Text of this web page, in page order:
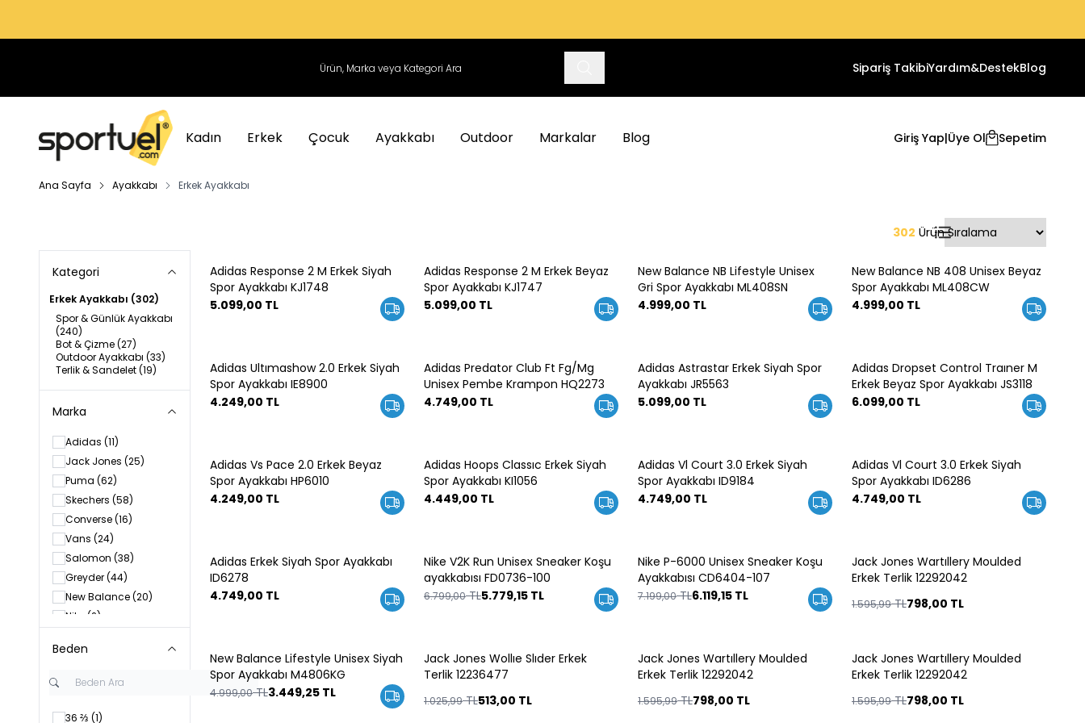
Sipariş TakibiYardım&DestekBlog
Kadın Erkek Çocuk Ayakkabı Outdoor Markalar Blog Giriş Yap|Üye Ol Sepetim
Ana Sayfa Ayakkabı Erkek Ayakkabı
Kategori
Erkek Ayakkabı (302)
Spor & Günlük Ayakkabı
(240)
Bot & Çizme(27)
Outdoor Ayakkabı (33)
Terlik & Sandelet(19)
Marka
Adidas (11)
Jack Jones (25)
Puma (62)
Skechers (58)
Converse(16)
Vans (24)
Salomon (38)
Greyder(44)
New Balance(20)
Nike
(2)
Beden
36 ⅔ (1)
302 Ürün
Adidas Response 2 M Erkek Siyah
Spor Ayakkabı KJ1748
5.099,00 TL
Adidas Response 2 M Erkek Beyaz
Spor Ayakkabı KJ1747
5.099,00 TL
Yeni
New Balance NB Lifestyle Unisex
Gri Spor Ayakkabı ML408SN
4.999,00 TL
Yeni
New Balance NB 408 Unisex Beyaz
Spor Ayakkabı ML408CW
4.999,00 TL
Adidas Ultımashow 2.0 Erkek Siyah
Spor Ayakkabı IE8900
4.249,00 TL
Adidas Predator Club Ft Fg/Mg
Unisex Pembe Krampon HQ2273
4.749,00 TL
Adidas Astrastar Erkek Siyah Spor
Ayakkabı JR5563
5.099,00 TL
Adidas Dropset Control Traıner M
Erkek Beyaz Spor Ayakkabı JS3118
6.099,00 TL
Adidas Vs Pace 2.0 Erkek Beyaz
Spor Ayakkabı HP6010
4.249,00 TL
Adidas Hoops Classıc Erkek Siyah
Spor Ayakkabı KI1056
4.449,00 TL
Adidas Vl Court 3.0 Erkek Siyah
Spor Ayakkabı ID9184
4.749,00 TL
Adidas Vl Court 3.0 Erkek Siyah
Spor Ayakkabı ID6286
4.749,00 TL
Adidas Erkek Siyah Spor Ayakkabı
ID6278
4.749,00 TL
%15
Nike V2K Run Unisex Sneaker Koşu
ayakkabısı FD0736-100
6.799,00TL5.779,15 TL
%15
Nike P-6000 Unisex Sneaker Koşu
Ayakkabısı CD6404-107
7.199,00TL6.119,15 TL
%50
Jack Jones Wartıllery Moulded
Erkek Terlik 12292042
1.595,99TL798,00 TL
%31
New Balance Lifestyle Unisex Siyah
Spor Ayakkabı M4806KG
4.999,00TL3.449,25 TL
%50
Jack Jones Wollıe Slıder Erkek
Terlik 12236477
1.025,99TL513,00 TL
%50
Jack Jones Wartıllery Moulded
Erkek Terlik 12292042
1.595,99TL798,00 TL
%50
Jack Jones Wartıllery Moulded
Erkek Terlik 12292042
1.595,99TL798,00 TL